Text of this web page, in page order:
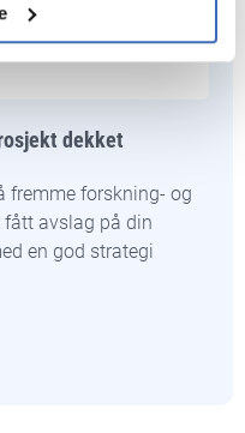
dekket
fremme forskning- og
avslag på din
en god strategi